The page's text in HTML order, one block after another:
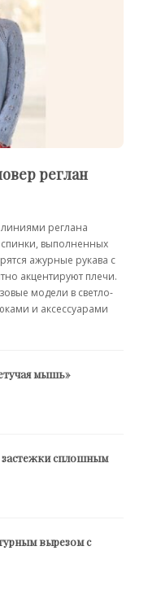
реглан
реглана
спинки, выполненных
ажурные рукава с
акцентируют плечи.
модели в светло-
и аксессуарами
мышь»
застежки сплошным
вырезом с